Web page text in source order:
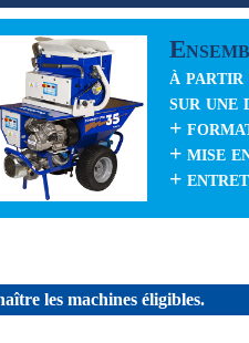
à partir
sur une
+
+ mise
+
les machines éligibles.